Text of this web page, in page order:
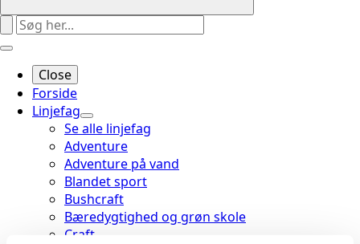
Close
Forside
Linjefag
Se alle linjefag
Adventure
Adventure på vand
Blandet sport
Bushcraft
Bæredygtighed og grøn skole
Craft